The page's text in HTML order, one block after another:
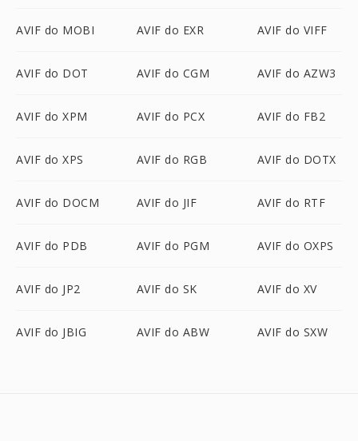
AVIF do MOBI AVIF do EXR AVIF do VIFF
AVIF do DOT AVIF do CGM AVIF do AZW3
AVIF do XPM AVIF do PCX AVIF do FB2
AVIF do XPS AVIF do RGB AVIF do DOTX
AVIF do DOCM AVIF do JIF AVIF do RTF
AVIF do PDB AVIF do PGM AVIF do OXPS
AVIF do JP2 AVIF do SK AVIF do XV
AVIF do JBIG AVIF do ABW AVIF do SXW